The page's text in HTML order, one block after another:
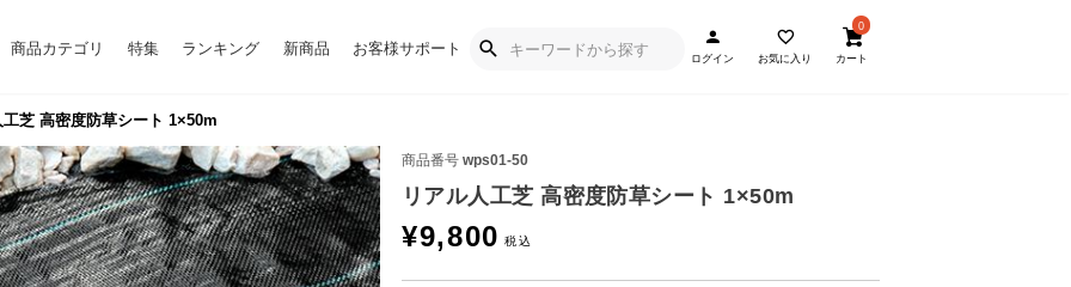
商品カテゴリ 特集 ランキング 新商品 お客様サポート
ログイン お気に入り
0
カート
芝 高密度防草シート 1×50m
商品番号 wps01-50
リアル人工芝 高密度防草シート 1×50m
¥9,800